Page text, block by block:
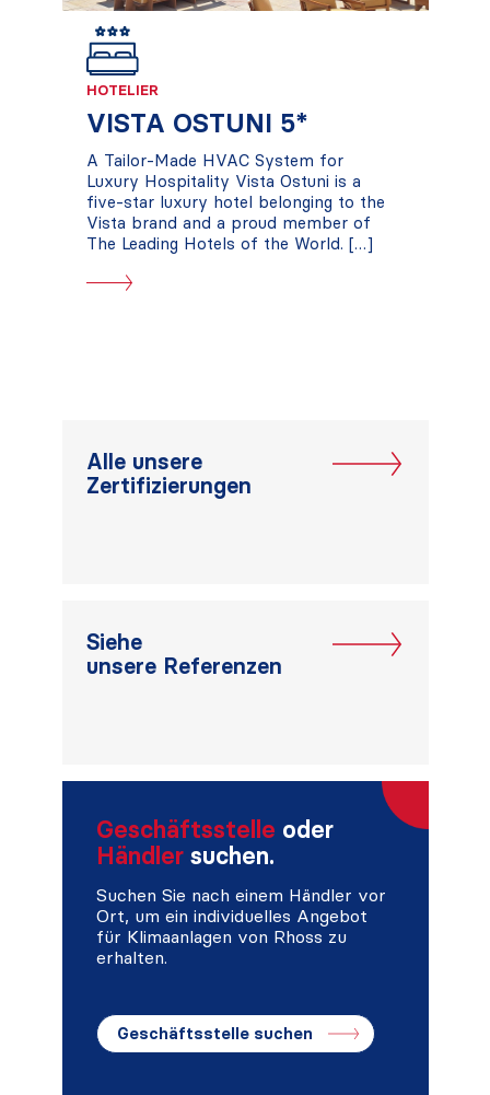
HOTELIER
VISTA OSTUNI 5*
A Tailor-Made HVAC System for
Luxury Hospitality Vista Ostuni is a
five-star luxury hotel belonging to the
Vista brand and a proud member of
The Leading Hotels of the World. […]
Alle unsere
Zertifizierungen
Siehe
unsere Referenzen
Geschäftsstelle oder
Händlersuchen.
Suchen Sie nach einem Händler vor
Ort, um ein individuelles Angebot
für Klimaanlagen von Rhoss zu
erhalten.
Geschäftsstelle suchen